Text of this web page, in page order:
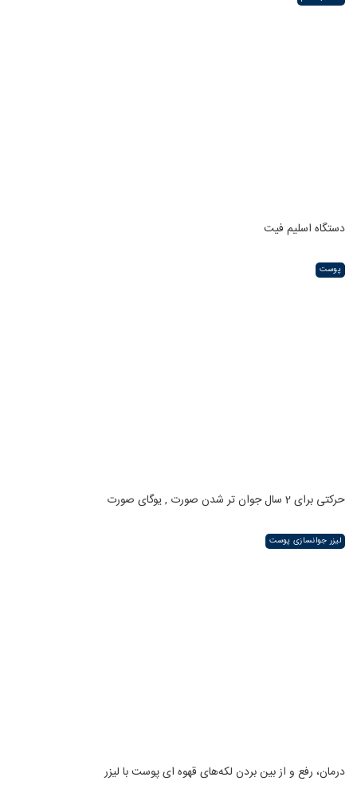
دستگاه اسلیم فیت
پوست
حرکتی برای 2 سال جوان تر شدن صورت , یوگای صورت
لیزر جوانسازی پوست
درمان، رفع و از بین بردن لکه‌های قهوه ای پوست با لیزر